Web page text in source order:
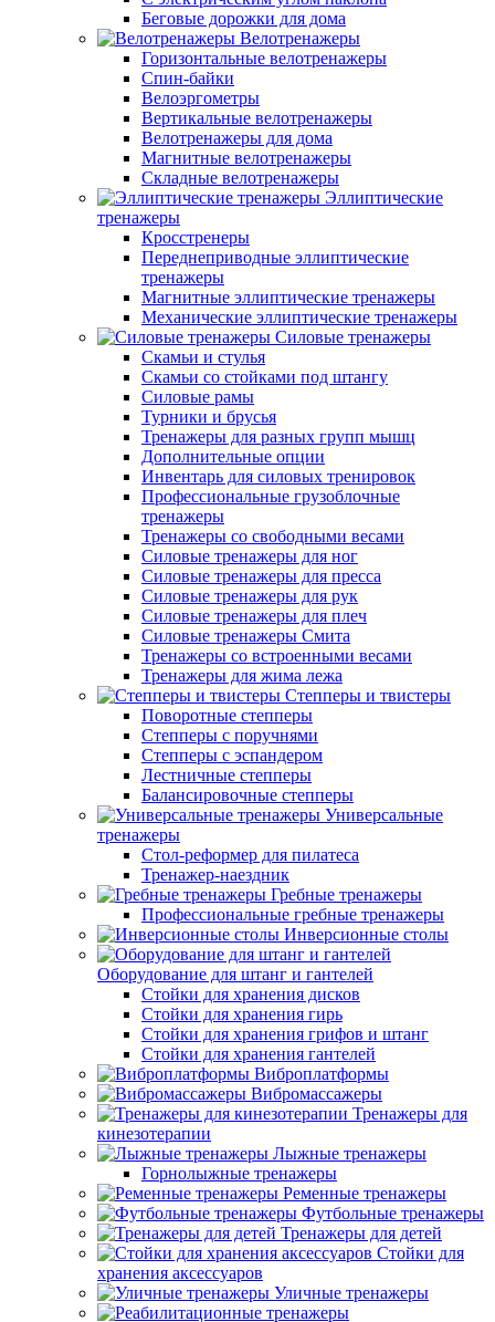
Беговые дорожки для дома
Велотренажеры
Горизонтальные велотренажеры
Спин-байки
Велоэргометры
Вертикальные велотренажеры
Велотренажеры для дома
Магнитные велотренажеры
Складные велотренажеры
Эллиптические
тренажеры
Кросстренеры
Переднеприводные эллиптические
тренажеры
Магнитные эллиптические тренажеры
Механические эллиптические тренажеры
Силовые тренажеры
Скамьи и стулья
Скамьи со стойками под штангу
Силовые рамы
Турники и брусья
Тренажеры для разных групп мышц
Дополнительные опции
Инвентарь для силовых тренировок
Профессиональные грузоблочные
тренажеры
Тренажеры со свободными весами
Силовые тренажеры для ног
Силовые тренажеры для пресса
Силовые тренажеры для рук
Силовые тренажеры для плеч
Силовые тренажеры Смита
Тренажеры со встроенными весами
Тренажеры для жима лежа
Степперы и твистеры
Поворотные степперы
Степперы с поручнями
Степперы с эспандером
Лестничные степперы
Балансировочные степперы
Универсальные
тренажеры
Стол-реформер для пилатеса
Тренажер-наездник
Гребные тренажеры
Профессиональные гребные тренажеры
Инверсионные столы
Оборудование для штанг и гантелей
Стойки для хранения дисков
Стойки для хранения гирь
Стойки для хранения грифов и штанг
Стойки для хранения гантелей
Виброплатформы
Вибромассажеры
Тренажеры для
кинезотерапии
Лыжные тренажеры
Горнолыжные тренажеры
Ременные тренажеры
Футбольные тренажеры
Тренажеры для детей
Стойки для
хранения аксессуаров
Уличные тренажеры